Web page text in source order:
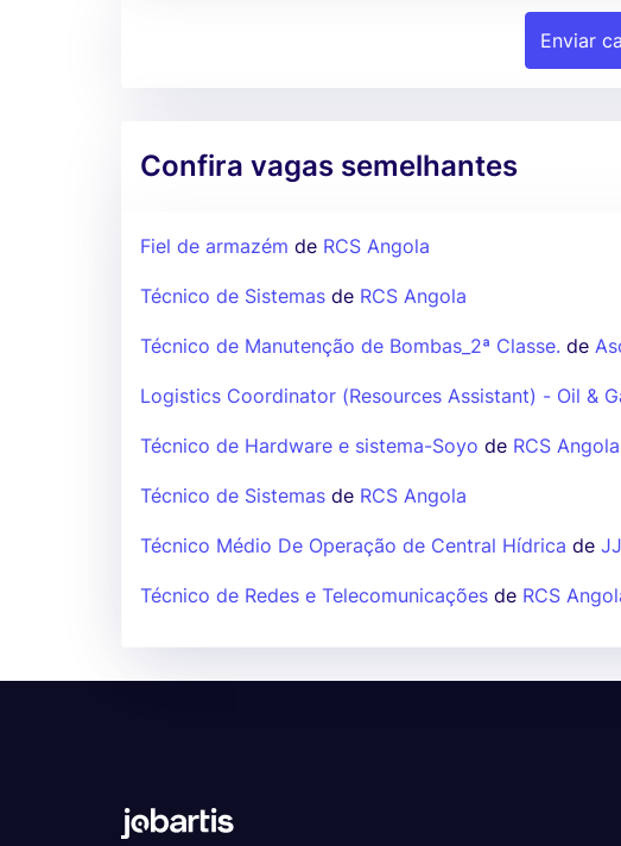
Enviar
Confira vagas semelhantes
Fiel de armazém de RCS Angola
Técnico de Sistemas de RCS Angola
Técnico de Manutenção de Bombas_2ª Classe. de
Logistics Coordinator (Resources Assistant) - Oil &
Técnico de Hardware e sistema-Soyo de RCS Angola
Técnico de Sistemas de RCS Angola
Técnico Médio De Operação de Central Hídrica de
Técnico de Redes e Telecomunicações de RCS